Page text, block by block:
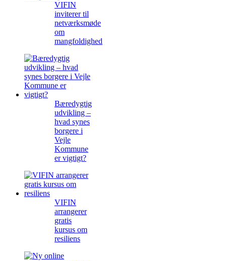
VIFIN
inviterer til
netværksmøde
om
mangfoldighed
Bæredygtig
udvikling –
hvad synes
borgere i
Vejle
Kommune
er vigtigt?
VIFIN
arrangerer
gratis
kursus om
resiliens